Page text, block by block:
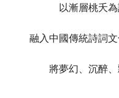
以漸層桃夭
融入中國傳統詩詞
將夢幻、沉醉